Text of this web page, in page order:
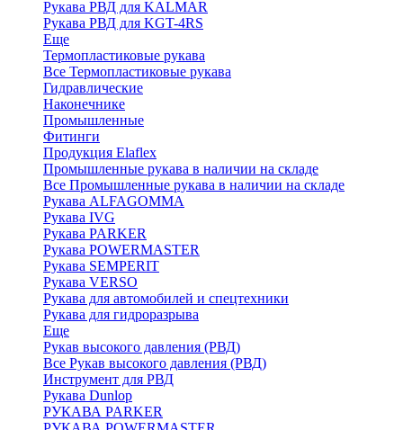
Рукава РВД для KALMAR
Рукава РВД для KGT-4RS
Еще
Термопластиковые рукава
Все Термопластиковые рукава
Гидравлические
Наконечнике
Промышленные
Фитинги
Продукция Elaflex
Промышленные рукава в наличии на складе
Все Промышленные рукава в наличии на складе
Рукава ALFAGOMMA
Рукава IVG
Рукава PARKER
Рукава POWERMASTER
Рукава SEMPERIT
Рукава VERSO
Рукава для автомобилей и спецтехники
Рукава для гидроразрыва
Еще
Рукав высокого давления (РВД)
Все Рукав высокого давления (РВД)
Инструмент для РВД
Рукава Dunlop
РУКАВА PARKER